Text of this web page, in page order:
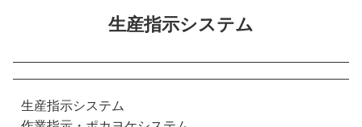
生産指示システム
生産指示システム